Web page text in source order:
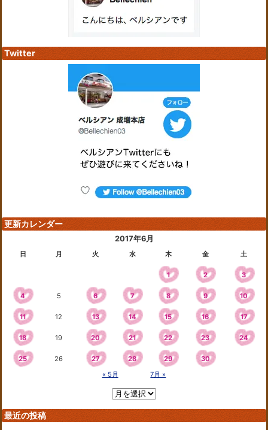
Twitter
更新カレンダー
2017年6月
日 月 火 水 木 金 土
1 2 3
4 5 6 7 8 9 10
11 12 13 14 15 16 17
18 19 20 21 22 23 24
25 26 27 28 29
30
« 5月
7月 »
最近の投稿